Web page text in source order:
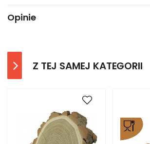
Opinie
Z TEJ SAMEJ KATEGORII